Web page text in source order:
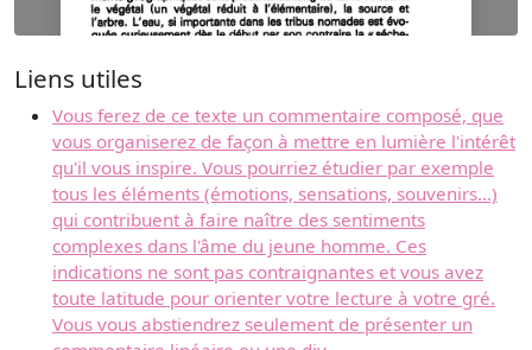
Liens utiles
Vous ferez de ce texte un commentaire composé, que
vous organiserez de façon à mettre en lumière l'intérêt
qu'il vous inspire. Vous pourriez étudier par exemple
tous les éléments (émotions, sensations, souvenirs...)
qui contribuent à faire naître des sentiments
complexes dans l'âme du jeune homme. Ces
indications ne sont pas contraignantes et vous avez
toute latitude pour orienter votre lecture à votre gré.
Vous vous abstiendrez seulement de présenter un